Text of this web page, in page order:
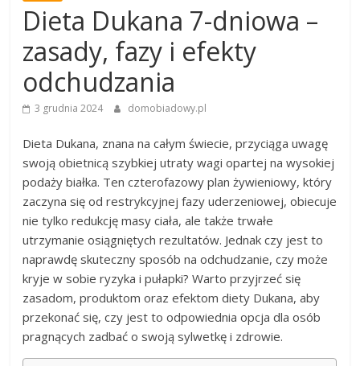
Dieta Dukana 7-dniowa –
zasady, fazy i efekty
odchudzania
3 grudnia 2024 domobiadowy.pl
Dieta Dukana, znana na całym świecie, przyciąga uwagę
swoją obietnicą szybkiej utraty wagi opartej na wysokiej
podaży białka. Ten czterofazowy plan żywieniowy, który
zaczyna się od restrykcyjnej fazy uderzeniowej, obiecuje
nie tylko redukcję masy ciała, ale także trwałe
utrzymanie osiągniętych rezultatów. Jednak czy jest to
naprawdę skuteczny sposób na odchudzanie, czy może
kryje w sobie ryzyka i pułapki? Warto przyjrzeć się
zasadom, produktom oraz efektom diety Dukana, aby
przekonać się, czy jest to odpowiednia opcja dla osób
pragnących zadbać o swoją sylwetkę i zdrowie.